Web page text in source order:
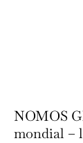
NOMOS
mondial –